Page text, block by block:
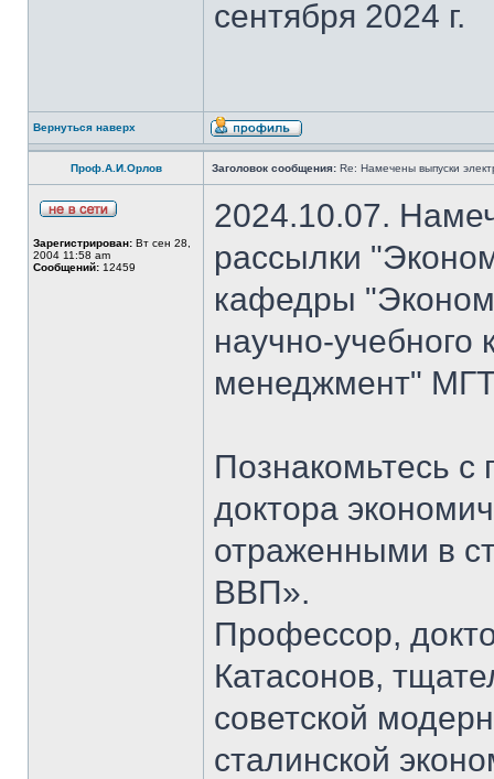
сентября 2024 г.
Вернуться наверх
Проф.А.И.Орлов Заголовок сообщения: Re: Намечены выпуски
Зарегистрирован: Вт сен 28,
2004 11:58 am
Сообщений: 12459
2024.10.07.
рассылки
кафедры
научно-
менеджмент"
Познакомьтесь
доктора
отраженными в
ВВП».
Профессор,
Катасонов,
советской
сталинской